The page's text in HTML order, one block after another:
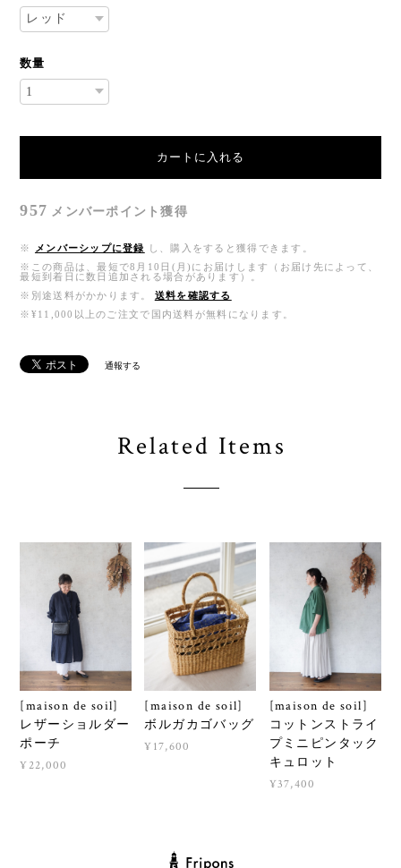
数量
カートに入れる
957 メンバーポイント獲得
※ メンバーシップに登録
し、購入をすると獲得できます。
※この商品は、最短で8月10日(月)にお届けします（お届け先によって、
最短到着日に数日追加される場合があります）。
※別途送料がかかります。
送料を確認する
※¥11,000以上のご注文で国内送料が無料になります。
通報する
Related Items
[maison de soil]
レザーショルダー
ポーチ
¥22,000
[maison de soil]
ボルガカゴバッグ
¥17,600
[maison de soil]
コットンストライ
プミニピンタック
キュロット
¥37,400